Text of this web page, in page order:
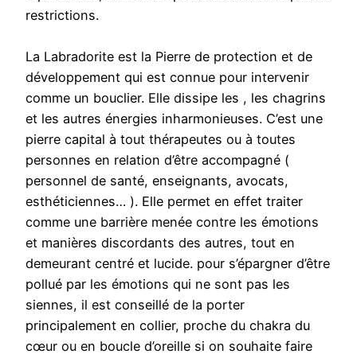
restrictions.
La Labradorite est la Pierre de protection et de
développement qui est connue pour intervenir
comme un bouclier. Elle dissipe les , les chagrins
et les autres énergies inharmonieuses. C’est une
pierre capital à tout thérapeutes ou à toutes
personnes en relation d’être accompagné (
personnel de santé, enseignants, avocats,
esthéticiennes… ). Elle permet en effet traiter
comme une barrière menée contre les émotions
et manières discordants des autres, tout en
demeurant centré et lucide. pour s’épargner d’être
pollué par les émotions qui ne sont pas les
siennes, il est conseillé de la porter
principalement en collier, proche du chakra du
cœur ou en boucle d’oreille si on souhaite faire